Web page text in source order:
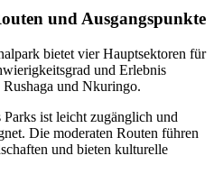
und Ausgangspunkte
bietet vier Hauptsektoren für
und Erlebnis
und Nkuringo.
ist leicht zugänglich und
Die moderaten Routen führen
und bieten kulturelle